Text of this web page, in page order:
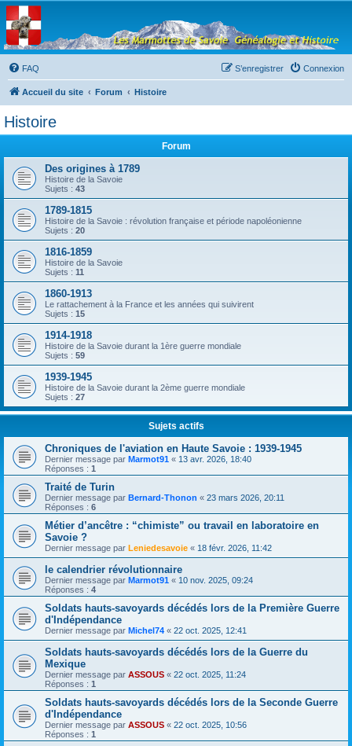
Les Marmottes de
Savoie
Forum d'entraide généalogique
FAQ
Connexion
S’enregistrer
Accueil du site Forum Histoire
Histoire
Forum
Des origines à 1789
Histoire de la Savoie
Sujets : 43
1789-1815
Histoire de la Savoie : révolution française et période napoléonienne
Sujets : 20
1816-1859
Histoire de la Savoie
Sujets : 11
1860-1913
Le rattachement à la France et les années qui suivirent
Sujets : 15
1914-1918
Histoire de la Savoie durant la 1ère guerre mondiale
Sujets : 59
1939-1945
Histoire de la Savoie durant la 2ème guerre mondiale
Sujets : 27
Sujets actifs
Chroniques de l'aviation en Haute Savoie : 1939-1945
Dernier message par Marmot91 « 13 avr. 2026, 18:40
Réponses : 1
Traité de Turin
Dernier message par Bernard-Thonon « 23 mars 2026, 20:11
Réponses : 6
Métier d’ancêtre : “chimiste” ou travail en laboratoire en
Savoie ?
Dernier message par Leniedesavoie « 18 févr. 2026, 11:42
le calendrier révolutionnaire
Dernier message par Marmot91 « 10 nov. 2025, 09:24
Réponses : 4
Soldats hauts-savoyards décédés lors de la Première Guerre
d'Indépendance
Dernier message par Michel74 « 22 oct. 2025, 12:41
Soldats hauts-savoyards décédés lors de la Guerre du
Mexique
Dernier message par ASSOUS « 22 oct. 2025, 11:24
Réponses : 1
Soldats hauts-savoyards décédés lors de la Seconde Guerre
d'Indépendance
Dernier message par ASSOUS « 22 oct. 2025, 10:56
Réponses : 1